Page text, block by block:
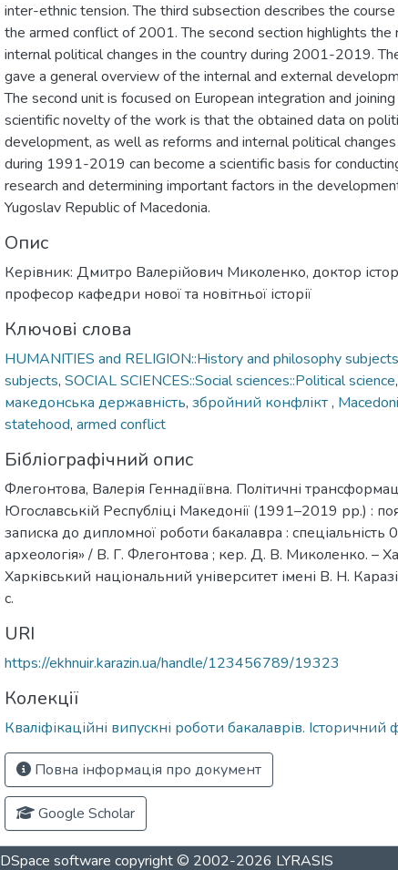
inter-ethnic tension. The third subsection describes the
the armed conflict of 2001. The second section highlights the
internal political changes in the country during 2001-2019.
gave a general overview of the internal and external
The second unit is focused on European integration and joining
scientific novelty of the work is that the obtained data on
development, as well as reforms and internal political
during 1991-2019 can become a scientific basis for
research and determining important factors in the
Yugoslav Republic of Macedonia.
Опис
Керівник: Дмитро Валерійович Миколенко, доктор
професор кафедри нової та новітньої історії
Ключові слова
HUMANITIES and RELIGION::History and philosophy
subjects, SOCIAL SCIENCES::Social sciences::Political science,
македонська державність, збройний конфлікт,
statehood, armed conflict
Бібліографічний опис
Флегонтова, Валерія Геннадіївна. Політичні
Югославській Республіці Македонії (1991–2019 рр.) :
записка до дипломної роботи бакалавра : спеціальність
археологія» / В. Г. Флегонтова ; кер. Д. В. Миколенко. –
Харківський національний університет імені В. Н.
с.
URI
https://ekhnuir.karazin.ua/handle/123456789/19323
Колекції
Кваліфікаційні випускні роботи бакалаврів. Історичний
Повна інформація про документ
Google Scholar
DSpace software copyright © 2002-2026 LYRASIS